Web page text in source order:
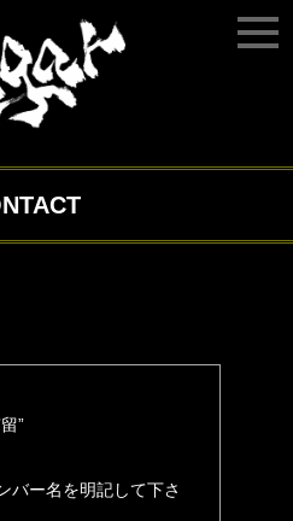
”
バー名を明記して下さ